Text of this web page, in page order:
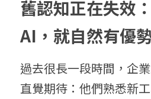
舊認知正在失效
AI，就自然有優
過去很長一段時間，企
直覺期待：他們熟悉新